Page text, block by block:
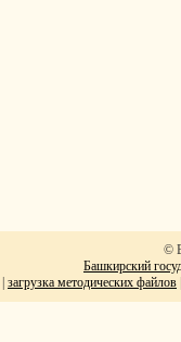
©
Башкирский
загрузка методических файлов